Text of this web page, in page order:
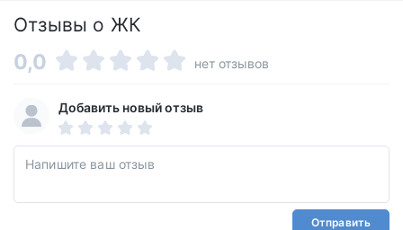
Отзывы о ЖК
0,0 нет отзывов
Добавить новый отзыв
Отправить